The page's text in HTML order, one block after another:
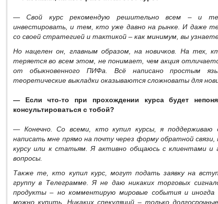
— Свой курс рекомендую решительно всем – и
инвестировать, и тем, кто уже давно на рынке. И даже
со своей стратегией и тактикой – как минимум, вы
Но нацелен он, главным образом, на новичков. На тех,
теряется во всем этом, не понимает, чем акция
от обыкновенного ПИФа. Всё написано простым
теоретические выкладки оказываются сложноваты для
— Если что-то при прохождении курса будет
консультироваться с тобой?
— Конечно. Со всеми, кто купил курсы, я поддерживаю
написать мне прямо на почту через форму обратной
курсу или к статьям. Я активно общаюсь с клиентами и
вопросы.
Также те, кто купил курс, могут подать заявку на
группу в Телеграмме. Я не даю никаких торговых
продукты – но комментирую мировые события и иногда
можно купить. Никаких спекуляций – только